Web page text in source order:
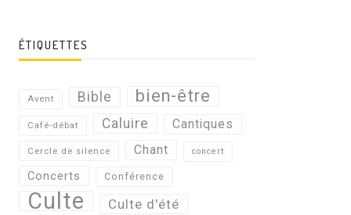
ÉTIQUETTES
Avent Bible bien-être
Café-débat Caluire Cantiques
Cercle de silence Chant concert
Concerts Conférence
Culte Culte d'été